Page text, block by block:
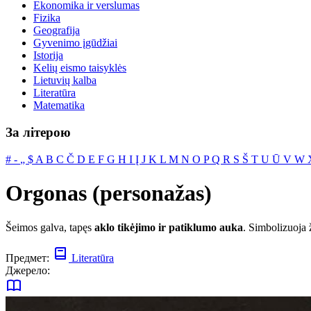
Ekonomika ir verslumas
Fizika
Geografija
Gyvenimo įgūdžiai
Istorija
Kelių eismo taisyklės
Lietuvių kalba
Literatūra
Matematika
За літерою
# ‐ „ $ A B C Č D E F G H I Į J K L M N O PQ R S Š T U Ū V W
Orgonas (personažas)
Šeimos galva, tapęs aklo tikėjimo ir patiklumo auka. Simbolizuoja
Предмет:
Literatūra
Джерело: